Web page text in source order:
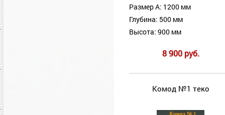
Размер А: 1200 мм
Глубина: 500 мм
Высота: 900 мм
8 900 руб.
Комод №1 теко